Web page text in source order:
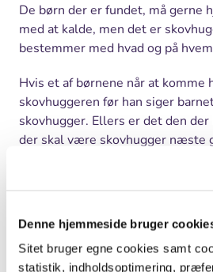
Denne hjemmeside bruger
Sitet bruger egne cookies samt
statistik, indholdsoptimering,
De børn der er fundet, må gerne
med at kalde, men det er
bestemmer med hvad og på
Hvis et af børnene når at komme
skovhuggeren før han siger
skovhugger. Ellers er det den
der skal være skovhugger næste
Om at lege
Det er sjovt at lege. Og det er
skovhuggerbørnenes gemmeleg